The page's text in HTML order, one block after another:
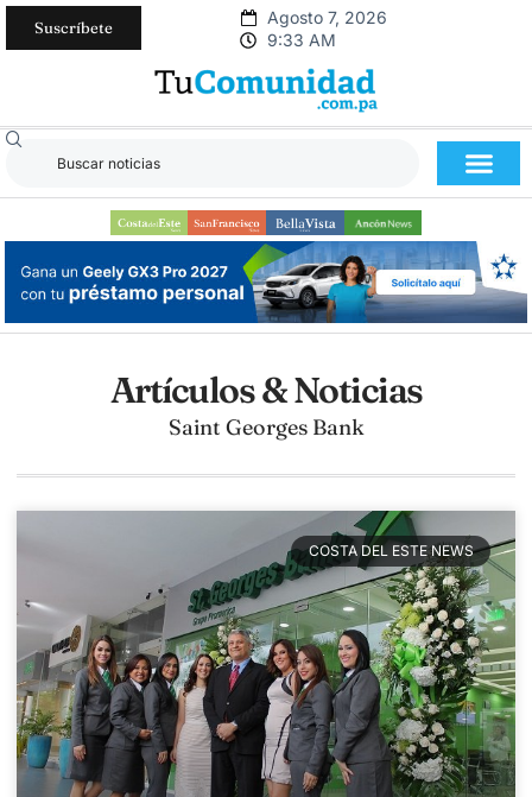
Suscríbete
Agosto 7, 2026
9:33 AM
Artículos & Noticias
Saint Georges Bank
COSTA DEL ESTE NEWS